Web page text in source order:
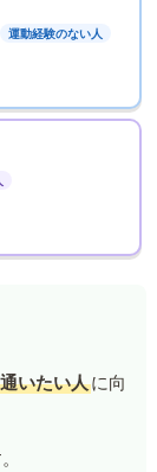
運動経験のない人
いたい人に向